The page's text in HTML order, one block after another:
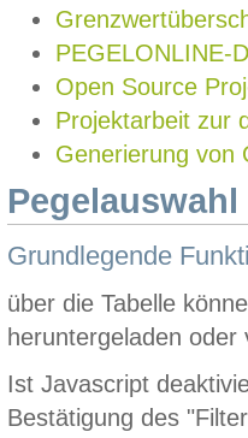
PEGELONLINE-
Open Source
Projektarbeit zur
Generierung von
Grundlegende
über die Tabelle
heruntergeladen oder
Ist Javascript
Bestätigung des